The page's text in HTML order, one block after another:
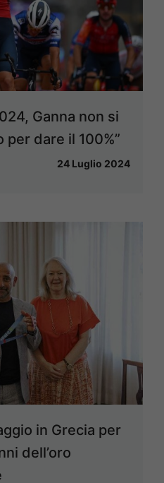
Ganna non si
per dare il 100%”
24 Luglio 2024
in Grecia per
dell’oro